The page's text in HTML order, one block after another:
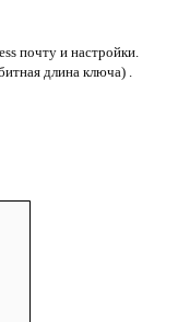
почту и настройки.
длина ключа) .